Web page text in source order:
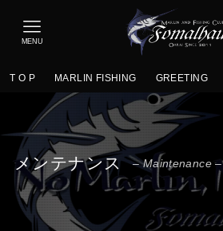
MENU
T O P MARLIN FISHING GREETING
メンテナンス – Maintenance –